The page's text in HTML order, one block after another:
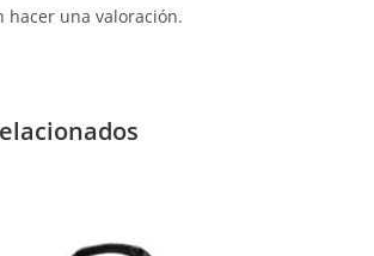
hacer una valoración.